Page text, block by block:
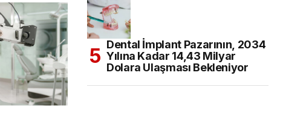
Dental İmplant Pazarının, 2034
Yılına Kadar 14,43 Milyar
Dolara Ulaşması Bekleniyor